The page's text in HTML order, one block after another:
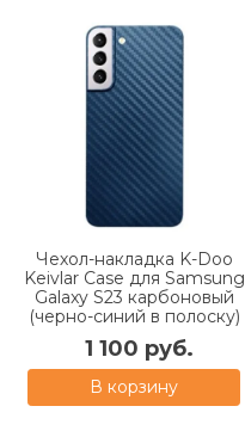
Чехол-накладка K-Doo
Keivlar Case для Samsung
Galaxy S23 карбоновый
(черно-синий в полоску)
1 100 руб.
В корзину